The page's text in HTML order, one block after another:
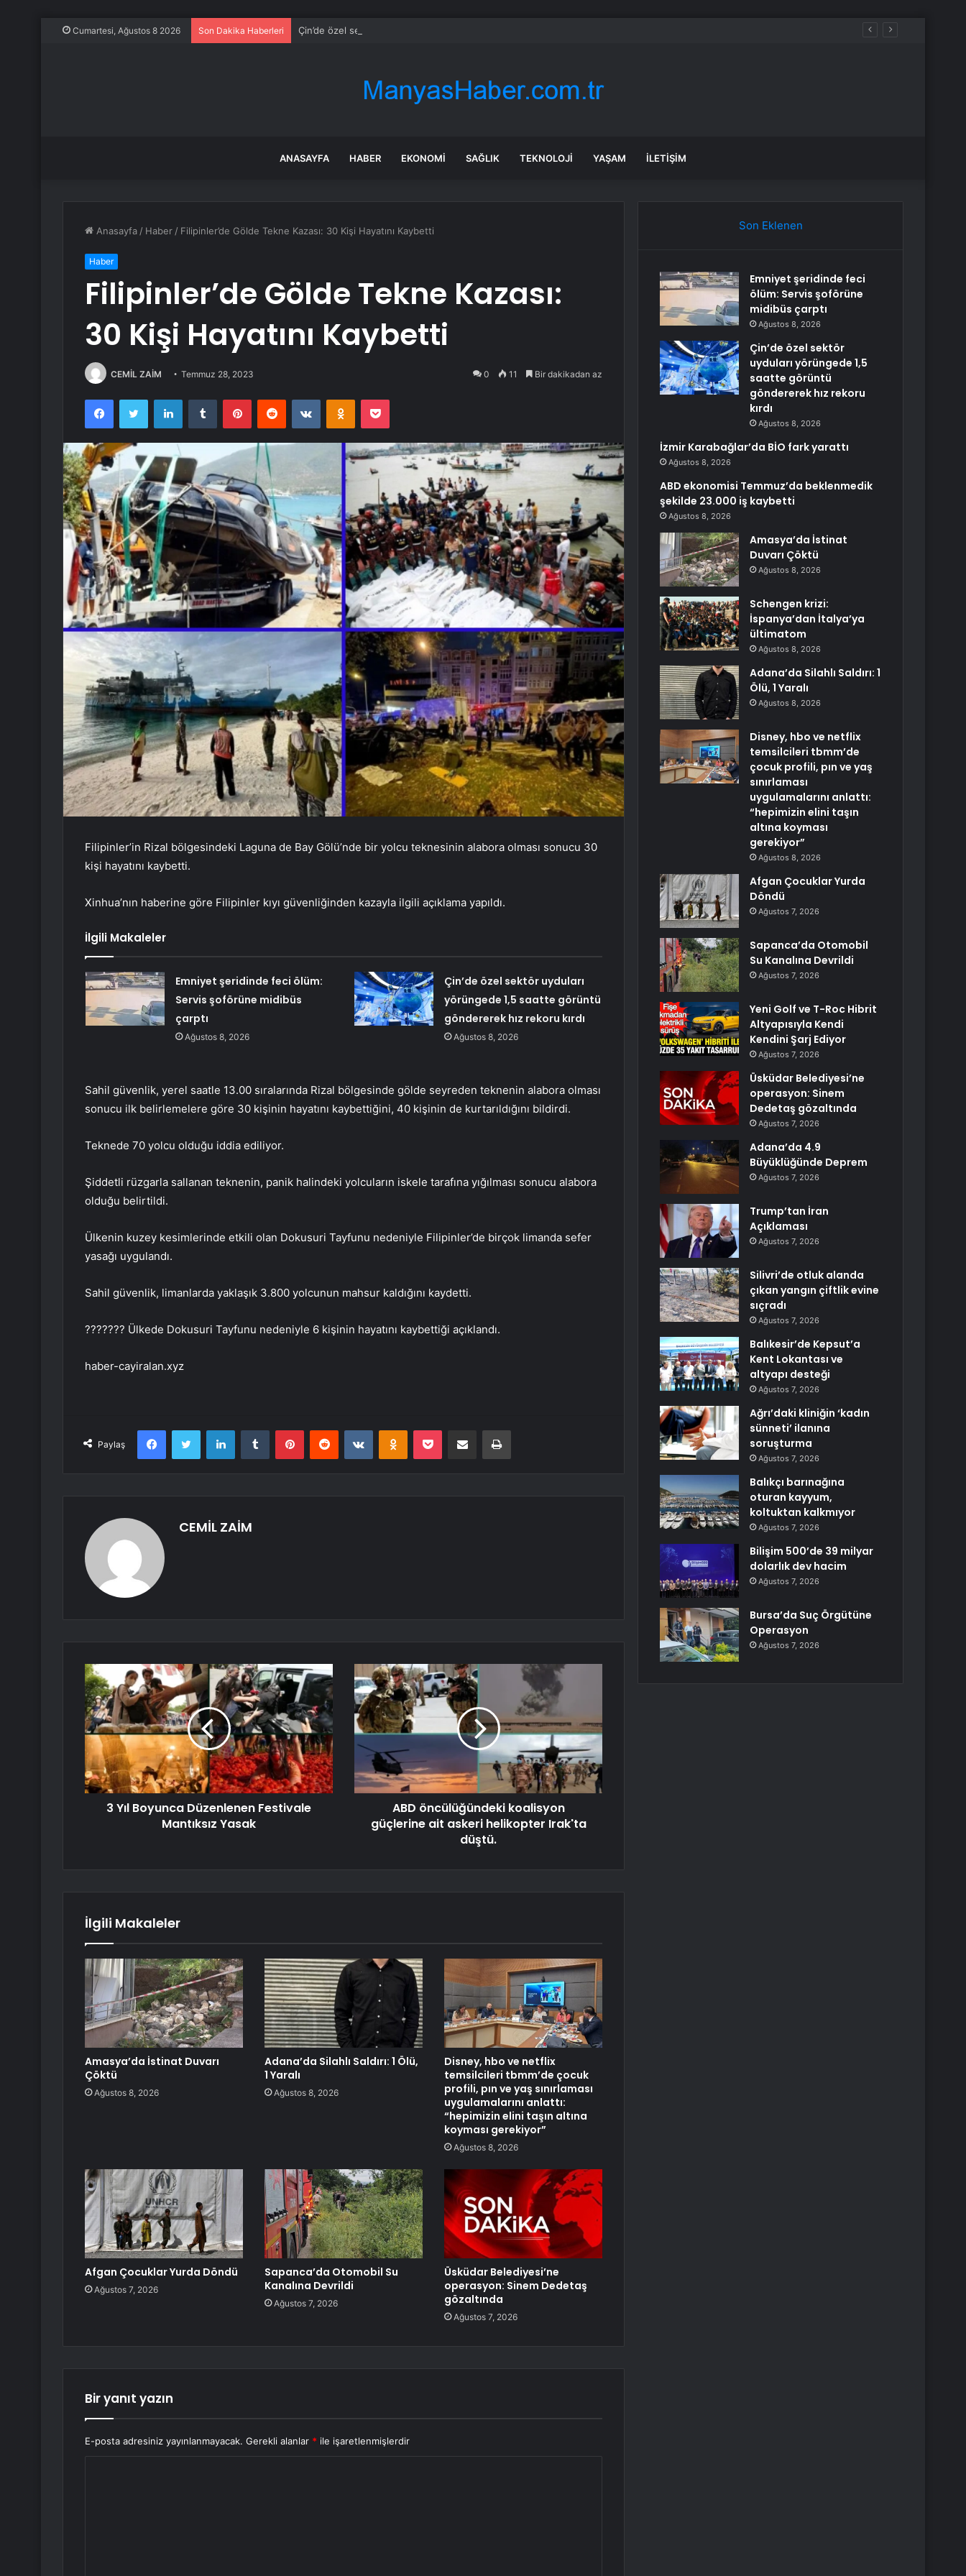
Cumartesi, Ağustos 8 2026 Son Dakika Haberleri Çin’de özel sektör uyduları yörüngede 1,5 saatte görüntü göndererek hız rekoru kırdı
ANASAYFA HABER EKONOMI SAĞLIK TEKNOLOJI YAŞAM İLETIŞIM
Anasayfa / Haber / Filipinler’de Gölde Tekne Kazası: 30 Kişi Hayatını Kaybetti
Haber
Filipinler’de Gölde Tekne Kazası:
30 Kişi Hayatını Kaybetti
CEMİL ZAİM Temmuz 28, 2023 0 11 Bir dakikadan az
FacebookTwitter LinkedInTumblr PinterestReddit VKontakteOdnoklassniki
Pocket
Filipinler’in Rizal bölgesindeki Laguna de Bay Gölü’nde bir yolcu teknesinin alabora olması sonucu 30
kişi hayatını kaybetti.
Xinhua’nın haberine göre Filipinler kıyı güvenliğinden kazayla ilgili açıklama yapıldı.
İlgili Makaleler
Emniyet şeridinde feci ölüm:
Servis şoförüne midibüs
çarptı
Ağustos 8, 2026
Çin’de özel sektör uyduları
yörüngede 1,5 saatte görüntü
göndererek hız rekoru kırdı
Ağustos 8, 2026
Sahil güvenlik, yerel saatle 13.00 sıralarında Rizal bölgesinde gölde seyreden teknenin alabora olması
sonucu ilk belirlemelere göre 30 kişinin hayatını kaybettiğini, 40 kişinin de kurtarıldığını bildirdi.
Teknede 70 yolcu olduğu iddia ediliyor.
Şiddetli rüzgarla sallanan teknenin, panik halindeki yolcuların iskele tarafına yığılması sonucu alabora
olduğu belirtildi.
Ülkenin kuzey kesimlerinde etkili olan Dokusuri Tayfunu nedeniyle Filipinler’de birçok limanda sefer
yasağı uygulandı.
Sahil güvenlik, limanlarda yaklaşık 3.800 yolcunun mahsur kaldığını kaydetti.
??????? Ülkede Dokusuri Tayfunu nedeniyle 6 kişinin hayatını kaybettiği açıklandı.
haber-cayiralan.xyz
Paylaş
FacebookTwitter LinkedInTumblr PinterestReddit VKontakteOdnoklassniki
Pocket E-Posta ile paylaş Yazdır
CEMİL ZAİM
3 Yıl Boyunca Düzenlenen Festivale
Mantıksız Yasak
ABD öncülüğündeki koalisyon
güçlerine ait askeri helikopter Irak'ta
düştü.
İlgili Makaleler
Amasya’da İstinat Duvarı
Çöktü
Ağustos 8, 2026
Adana’da Silahlı Saldırı: 1 Ölü,
1 Yaralı
Ağustos 8, 2026
Disney, hbo ve netflix
temsilcileri tbmm’de çocuk
profili, pın ve yaş sınırlaması
uygulamalarını anlattı:
“hepimizin elini taşın altına
koyması gerekiyor”
Ağustos 8, 2026
Afgan Çocuklar Yurda Döndü
Ağustos 7, 2026
Sapanca’da Otomobil Su
Kanalına Devrildi
Ağustos 7, 2026
Üsküdar Belediyesi’ne
operasyon: Sinem Dedetaş
gözaltında
Ağustos 7, 2026
Bir yanıt yazın
E-posta adresiniz yayınlanmayacak. Gerekli alanlar * ile işaretlenmişlerdir
Son Eklenen
Emniyet şeridinde feci
ölüm: Servis şoförüne
midibüs çarptı
Ağustos 8, 2026
Çin’de özel sektör
uyduları yörüngede 1,5
saatte görüntü
göndererek hız rekoru
kırdı
Ağustos 8, 2026
İzmir Karabağlar’da BİO fark yarattı
Ağustos 8, 2026
ABD ekonomisi Temmuz’da beklenmedik
şekilde 23.000 iş kaybetti
Ağustos 8, 2026
Amasya’da İstinat
Duvarı Çöktü
Ağustos 8, 2026
Schengen krizi:
İspanya’dan İtalya’ya
ültimatom
Ağustos 8, 2026
Adana’da Silahlı Saldırı: 1
Ölü, 1 Yaralı
Ağustos 8, 2026
Disney, hbo ve netflix
temsilcileri tbmm’de
çocuk profili, pın ve yaş
sınırlaması
uygulamalarını anlattı:
“hepimizin elini taşın
altına koyması
gerekiyor”
Ağustos 8, 2026
Afgan Çocuklar Yurda
Döndü
Ağustos 7, 2026
Sapanca’da Otomobil
Su Kanalına Devrildi
Ağustos 7, 2026
Yeni Golf ve T-Roc Hibrit
Altyapısıyla Kendi
Kendini Şarj Ediyor
Ağustos 7, 2026
Üsküdar Belediyesi’ne
operasyon: Sinem
Dedetaş gözaltında
Ağustos 7, 2026
Adana’da 4.9
Büyüklüğünde Deprem
Ağustos 7, 2026
Trump’tan İran
Açıklaması
Ağustos 7, 2026
Silivri’de otluk alanda
çıkan yangın çiftlik evine
sıçradı
Ağustos 7, 2026
Balıkesir’de Kepsut’a
Kent Lokantası ve
altyapı desteği
Ağustos 7, 2026
Ağrı’daki kliniğin ‘kadın
sünneti’ ilanına
soruşturma
Ağustos 7, 2026
Balıkçı barınağına
oturan kayyum,
koltuktan kalkmıyor
Ağustos 7, 2026
Bilişim 500’de 39 milyar
dolarlık dev hacim
Ağustos 7, 2026
Bursa’da Suç Örgütüne
Operasyon
Ağustos 7, 2026